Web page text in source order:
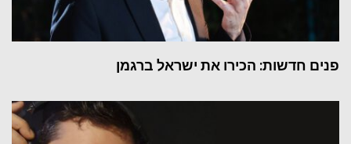
פנים חדשות: הכירו את ישראל ברגמן